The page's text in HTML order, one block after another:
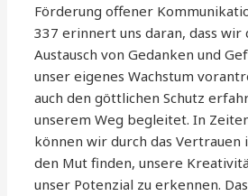
Förderung offener
337 erinnert uns daran, dass wir
Austausch von Gedanken und
unser eigenes Wachstum
auch den göttlichen Schutz
unserem Weg begleitet. In
können wir durch das Vertrauen
den Mut finden, unsere
unser Potenzial zu erkennen.